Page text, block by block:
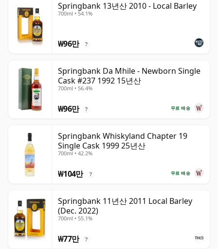
Springbank 13년산 2010 - Local Barley
700ml • 54.1%
₩96만 ?
Springbank Da Mhile - Newborn Single
Cask #237 1992 15년산
700ml • 56.4%
무료 배송
₩96만 ?
Springbank Whiskyland Chapter 19
Single Cask 1999 25년산
700ml • 42.2%
무료 배송
₩104만 ?
Springbank 11년산 2011 Local Barley
(Dec. 2022)
700ml • 55.1%
₩77만 ?